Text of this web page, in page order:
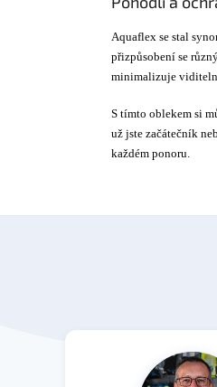
Aquaflex se stal
přizpůsobení se
minimalizuje
S tímto oblekem si
už jste začátečník
každém ponoru.